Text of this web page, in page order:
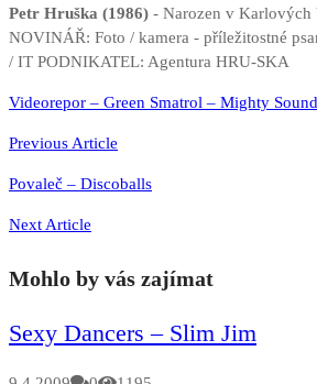
Petr Hruška (1986) - Narozen v Karlových
NOVINÁŘ: Foto / kamera - příležitostné
/ IT PODNIKATEL: Agentura HRU-SKA
Navigace
pro
Videorepor – Green Smatrol – Mighty
Previous Article
Povaleč – Discoballs
Next Article
Mohlo by vás zajímat
Sexy Dancers – Slim Jim